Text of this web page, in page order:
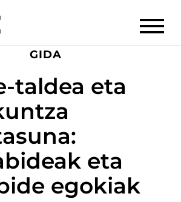
GIDA
taldea eta
eta
egokiak